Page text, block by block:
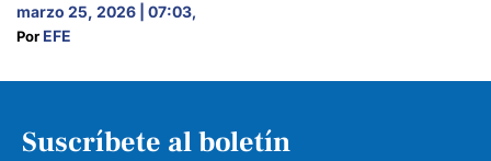
marzo 25, 2026 | 07:03,
Por EFE
Suscríbete al boletín